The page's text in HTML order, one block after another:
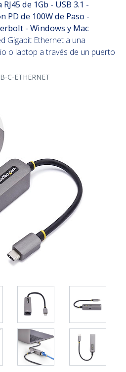
de 1Gb - USB 3.1 -
PD de 100W de Paso -
- Windows y Mac
Gigabit Ethernet a una
o laptop a través de un puerto
C-ETHERNET